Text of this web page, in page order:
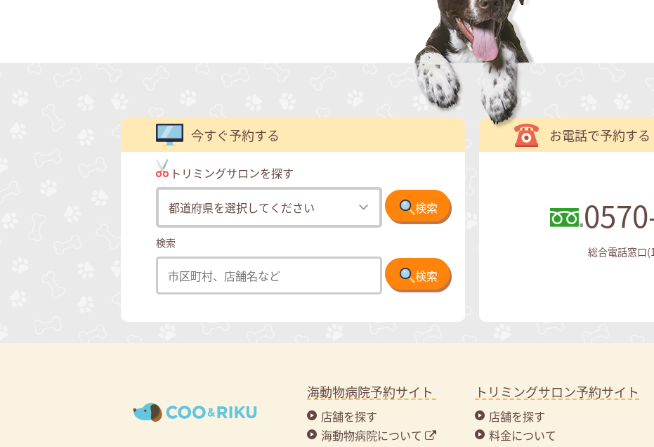
今すぐ予約する
トリミングサロンを探す
検索
検索
検索
お電話で予約する
総合電話窓口
海動物病院予約サイト
店舗を探す
海動物病院について
トリミングサロン予約サイト
店舗を探す
料金について